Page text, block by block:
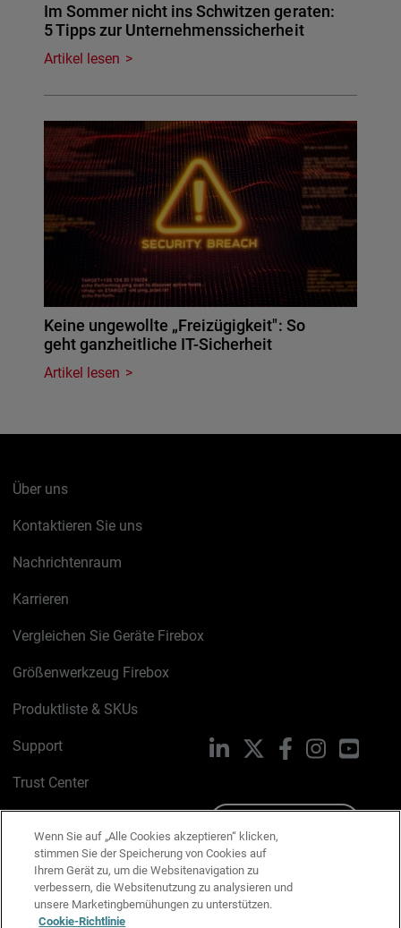
Im Sommer nicht ins Schwitzen geraten:
5 Tipps zur Unternehmenssicherheit
Artikel lesen
Keine ungewollte „Freizügigkeit": So
geht ganzheitliche IT-Sicherheit
Artikel lesen
Über uns
Kontaktieren Sie uns
Nachrichtenraum
Karrieren
Vergleichen Sie Geräte Firebox
Größenwerkzeug Firebox
Produktliste & SKUs
Support
Trust Center
Cookie-Richtlinie
Datenschutzrichtlinie
LinkedIn FacebookInstagram
Wenn Sie auf „Alle Cookies akzeptieren“ klicken,
stimmen Sie der Speicherung von Cookies auf
Ihrem Gerät zu, um die Websitenavigation zu
verbessern, die Websitenutzung zu analysieren und
unsere Marketingbemühungen zu unterstützen.
Cookie-Richtlinie